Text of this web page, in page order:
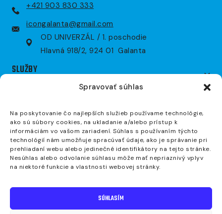
Spravovať súhlas
Na poskytovanie čo najlepších služieb používame technológie,
ako sú súbory cookies, na ukladanie a/alebo prístup k
informáciám vo vašom zariadení. Súhlas s používaním týchto
technológií nám umožňuje spracúvať údaje, ako je správanie pri
prehliadaní webu alebo jedinečné identifikátory na tejto stránke.
Nesúhlas alebo odvolanie súhlasu môže mať nepriaznivý vplyv
na niektoré funkcie a vlastnosti webovej stránky.
SÚHLASÍM
+421 903 830 333
icongalanta@gmail.com
OD UNIVERZÁL / 1. poschodie
Hlavná 918/2, 924 01 Galanta
SLUŽBY
Osobný tréning
Skupinový tréning
Obnova zdravia
OTVÁRACIE HODINY